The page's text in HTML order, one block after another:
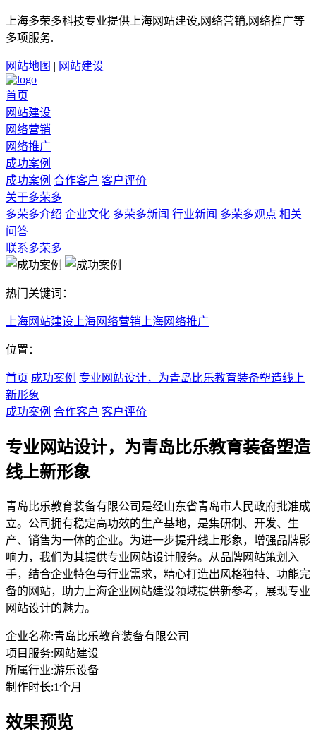
上海多荣多科技专业提供上海网站建设,网络营销,网络推广等
多项服务.
网站地图 | 网站建设
首页
网站建设
网络营销
网络推广
成功案例
成功案例 合作客户 客户评价
关于多荣多
多荣多介绍 企业文化 多荣多新闻 行业新闻 多荣多观点 相关
问答
联系多荣多
热门关键词：
上海网站建设 上海网络营销 上海网络推广
位置：
首页 成功案例 专业网站设计，为青岛比乐教育装备塑造线上
新形象
成功案例 合作客户 客户评价
专业网站设计，为青岛比乐教育装备塑造
线上新形象
青岛比乐教育装备有限公司是经山东省青岛市人民政府批准成
立。公司拥有稳定高功效的生产基地，是集研制、开发、生
产、销售为一体的企业。为进一步提升线上形象，增强品牌影
响力，我们为其提供专业网站设计服务。从品牌网站策划入
手，结合企业特色与行业需求，精心打造出风格独特、功能完
备的网站，助力上海企业网站建设领域提供新参考，展现专业
网站设计的魅力。
企业名称:青岛比乐教育装备有限公司
项目服务: 网站建设
所属行业:游乐设备
制作时长:1个月
效果预览